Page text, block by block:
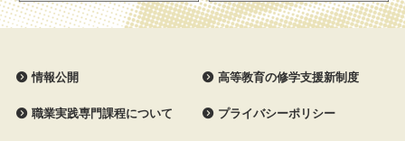
情報公開 高等教育の修学支援新制度
職業実践専門課程について プライバシーポリシー